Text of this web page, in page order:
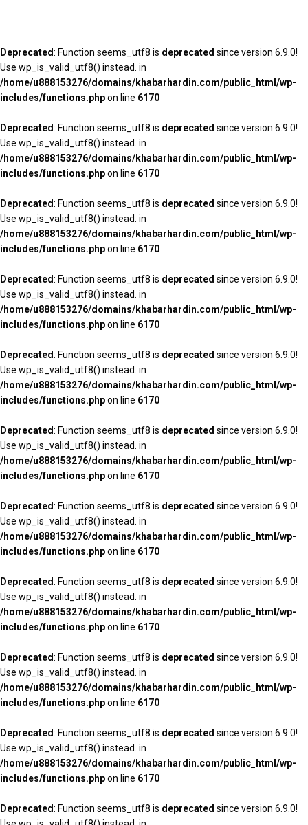
Deprecated: Function seems_utf8 is deprecated since version 6.9.0!
Use wp_is_valid_utf8() instead. in
/home/u888153276/domains/khabarhardin.com/public_html/wp-
includes/functions.phpon line 6170
Deprecated: Function seems_utf8 is deprecated since version 6.9.0!
Use wp_is_valid_utf8() instead. in
/home/u888153276/domains/khabarhardin.com/public_html/wp-
includes/functions.phpon line 6170
Deprecated: Function seems_utf8 is deprecated since version 6.9.0!
Use wp_is_valid_utf8() instead. in
/home/u888153276/domains/khabarhardin.com/public_html/wp-
includes/functions.phpon line 6170
Deprecated: Function seems_utf8 is deprecated since version 6.9.0!
Use wp_is_valid_utf8() instead. in
/home/u888153276/domains/khabarhardin.com/public_html/wp-
includes/functions.phpon line 6170
Deprecated: Function seems_utf8 is deprecated since version 6.9.0!
Use wp_is_valid_utf8() instead. in
/home/u888153276/domains/khabarhardin.com/public_html/wp-
includes/functions.phpon line 6170
Deprecated: Function seems_utf8 is deprecated since version 6.9.0!
Use wp_is_valid_utf8() instead. in
/home/u888153276/domains/khabarhardin.com/public_html/wp-
includes/functions.phpon line 6170
Deprecated: Function seems_utf8 is deprecated since version 6.9.0!
Use wp_is_valid_utf8() instead. in
/home/u888153276/domains/khabarhardin.com/public_html/wp-
includes/functions.phpon line 6170
Deprecated: Function seems_utf8 is deprecated since version 6.9.0!
Use wp_is_valid_utf8() instead. in
/home/u888153276/domains/khabarhardin.com/public_html/wp-
includes/functions.phpon line 6170
Deprecated: Function seems_utf8 is deprecated since version 6.9.0!
Use wp_is_valid_utf8() instead. in
/home/u888153276/domains/khabarhardin.com/public_html/wp-
includes/functions.phpon line 6170
Deprecated: Function seems_utf8 is deprecated since version 6.9.0!
Use wp_is_valid_utf8() instead. in
/home/u888153276/domains/khabarhardin.com/public_html/wp-
includes/functions.phpon line 6170
Deprecated: Function seems_utf8 is deprecated since version 6.9.0!